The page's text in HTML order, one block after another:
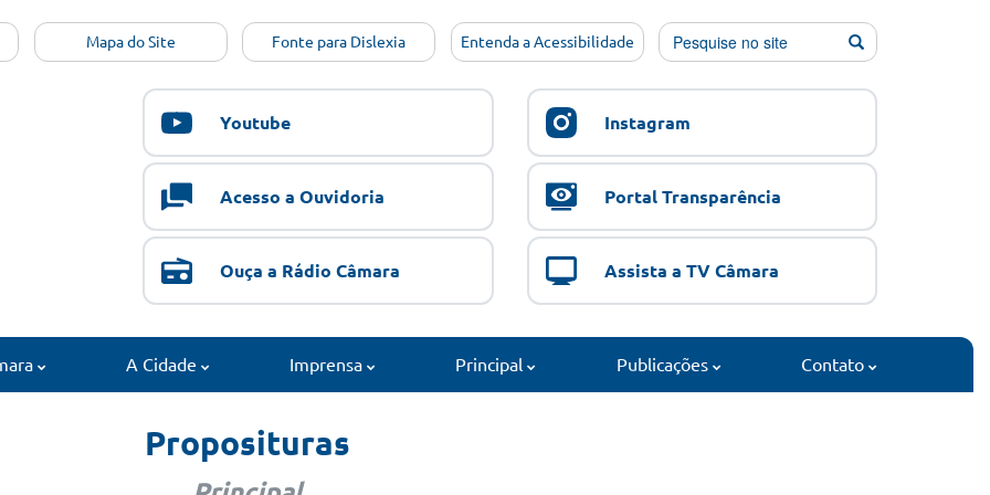
Mapa do Site Fonte para Dislexia Entenda a Acessibilidade
Youtube Instagram
Acesso a Ouvidoria Portal Transparência
Ouça a Rádio Câmara Assista a TV Câmara
A Cidade Imprensa Principal Publicações Contato
Proposituras